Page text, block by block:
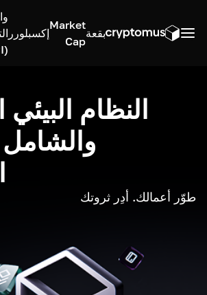
بقعة
Market
Cap
إكسبلورر
(API)
النظام
طوّر أعمالك. أدِر ثروتك